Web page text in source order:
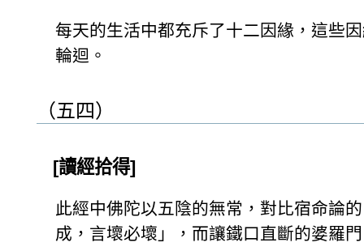
每天的生活中都充斥了十二因緣，這些
輪迴。
（五四）
[讀經拾得]
此經中佛陀以五陰的無常，對比宿命論
成，言壞必壞」，而讓鐵口直斷的婆羅